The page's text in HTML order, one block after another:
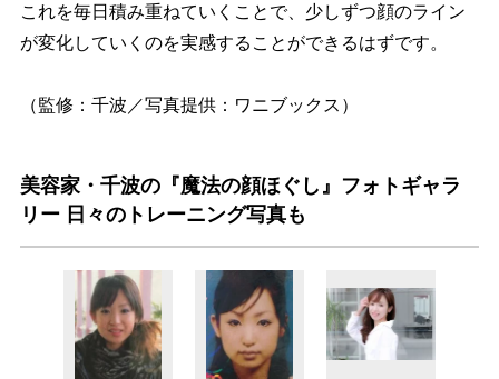
これを毎日積み重ねていくことで、少しずつ顔のライン
が変化していくのを実感することができるはずです。
（監修：千波／写真提供：ワニブックス）
美容家・千波の『魔法の顔ほぐし』フォトギャラ
リー 日々のトレーニング写真も